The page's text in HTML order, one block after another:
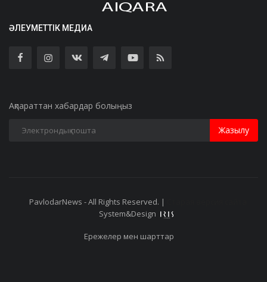
ӘЛЕУМЕТТІК МЕДИА
Ақпараттан хабардар болыңыз
Жазылу
PavlodarNews - All Rights Reserved. |
System&Design
Ережелер мен шарттар